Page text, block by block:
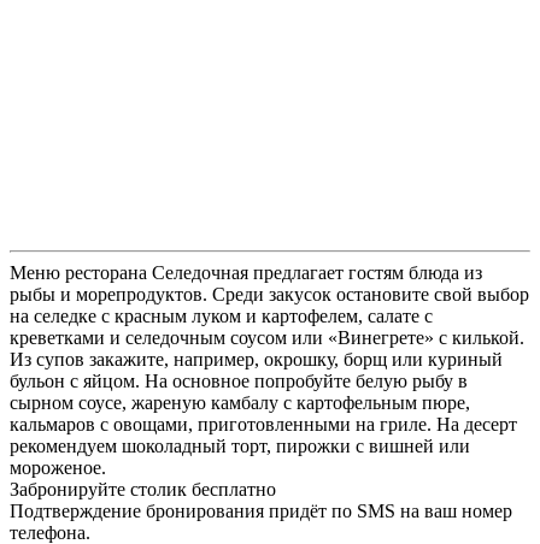
Меню ресторана Селедочная предлагает гостям блюда из
рыбы и морепродуктов. Среди закусок остановите свой выбор
на селедке с красным луком и картофелем, салате с
креветками и селедочным соусом или «Винегрете» с килькой.
Из супов закажите, например, окрошку, борщ или куриный
бульон с яйцом. На основное попробуйте белую рыбу в
сырном соусе, жареную камбалу с картофельным пюре,
кальмаров с овощами, приготовленными на гриле. На десерт
рекомендуем шоколадный торт, пирожки с вишней или
мороженое.
Забронируйте столик бесплатно
Подтверждение бронирования придёт по SMS на ваш номер
телефона.